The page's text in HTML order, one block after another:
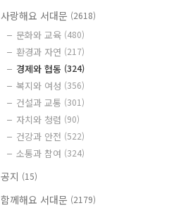
사랑해요 서대문 (2618)
문화와 교육 (480)
환경과 자연 (217)
경제와 협동 (324)
복지와 여성 (356)
건설과 교통 (301)
자치와 청렴 (90)
건강과 안전 (522)
소통과 참여 (324)
공지 (15)
함께해요 서대문 (2179)